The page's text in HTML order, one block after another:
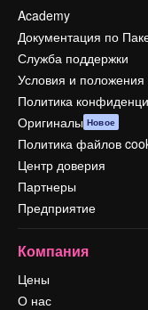
Academy
Документация по
Служба поддержки
Условия и положения
Политика
Оригиналы Новое
Политика файлов
Центр доверия
Партнеры
Предприятие
Компания
Цены
О нас